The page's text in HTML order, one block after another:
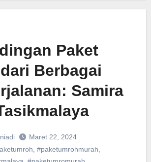
Paket
Berbagai
Samira
Maret 22, 2024
, #paketumrohmurah,